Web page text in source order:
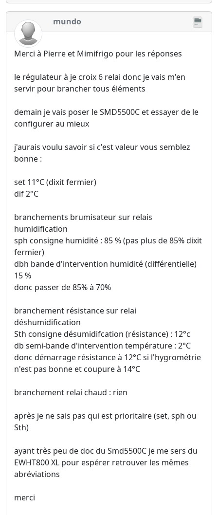
mundo
Merci à Pierre et Mimifrigo pour les réponses
le régulateur à je croix 6 relai donc je vais m'en
servir pour brancher tous éléments
demain je vais poser le SMD5500C et essayer de le
configurer au mieux
j'aurais voulu savoir si c'est valeur vous semblez
bonne :
set 11°C (dixit fermier)
dif 2°C
branchements brumisateur sur relais
humidification
sph consigne humidité : 85 % (pas plus de 85% dixit
fermier)
dbh bande d'intervention humidité (différentielle)
15 %
donc passer de 85% à 70%
branchement résistance sur relai
déshumidification
Sth consigne désumidifcation (résistance) : 12°c
db semi-bande d'intervention température : 2°C
donc démarrage résistance à 12°C si l'hygrométrie
n'est pas bonne et coupure à 14°C
branchement relai chaud : rien
après je ne sais pas qui est prioritaire (set, sph ou
Sth)
ayant très peu de doc du Smd5500C je me sers du
EWHT800 XL pour espérer retrouver les mêmes
abréviations
merci